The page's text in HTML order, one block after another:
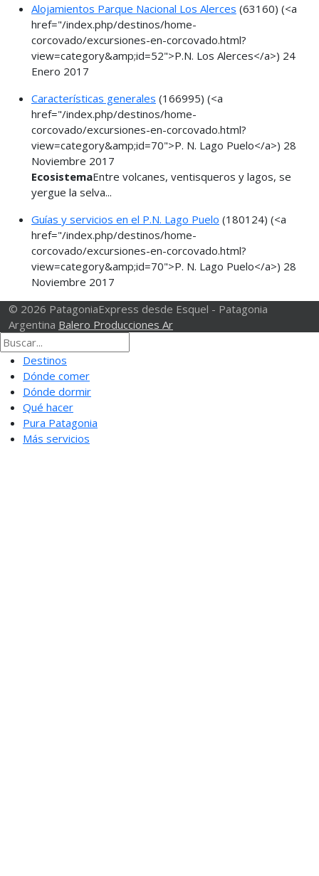
Alojamientos Parque Nacional Los Alerces (63160) (<a
href="/index.php/destinos/home-
corcovado/excursiones-en-corcovado.html?
view=category&amp;id=52">P.N. Los Alerces</a>) 24
Enero 2017
Características generales (166995) (<a
href="/index.php/destinos/home-
corcovado/excursiones-en-corcovado.html?
view=category&amp;id=70">P. N. Lago Puelo</a>) 28
Noviembre 2017
EcosistemaEntre volcanes, ventisqueros y lagos, se
yergue la selva...
Guías y servicios en el P.N. Lago Puelo (180124) (<a
href="/index.php/destinos/home-
corcovado/excursiones-en-corcovado.html?
view=category&amp;id=70">P. N. Lago Puelo</a>) 28
Noviembre 2017
© 2026 PatagoniaExpress desde Esquel - Patagonia
Argentina Balero Producciones Ar
Destinos
Dónde comer
Dónde dormir
Qué hacer
Pura Patagonia
Más servicios